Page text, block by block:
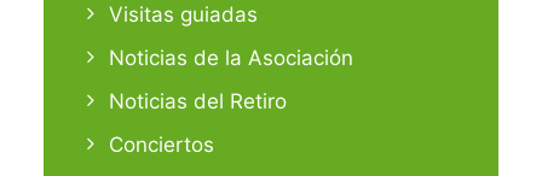
Visitas guiadas
Noticias de la Asociación
Noticias del Retiro
Conciertos